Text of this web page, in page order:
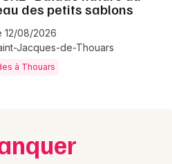
des petits sablons
12/08/2026
Jacques-de-Thouars
à Thouars